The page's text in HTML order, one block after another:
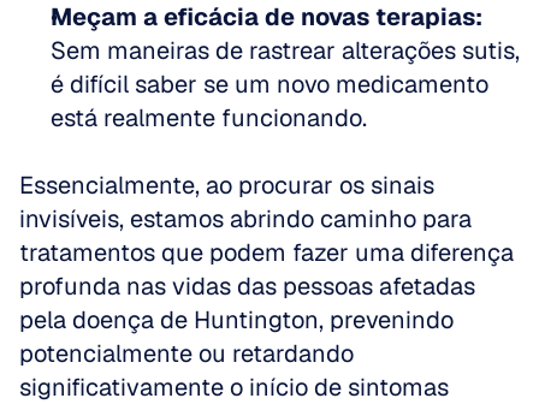
Meçam a eficácia de novas terapias:
Sem maneiras de rastrear alterações sutis,
é difícil saber se um novo medicamento
está realmente funcionando.
Essencialmente, ao procurar os sinais
invisíveis, estamos abrindo caminho para
tratamentos que podem fazer uma diferença
profunda nas vidas das pessoas afetadas
pela doença de Huntington, prevenindo
potencialmente ou retardando
significativamente o início de sintomas